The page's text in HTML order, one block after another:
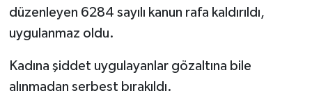
düzenleyen 6284 sayılı kanun rafa kaldırıldı,
uygulanmaz oldu.
Kadına şiddet uygulayanlar gözaltına bile
alınmadan serbest bırakıldı.